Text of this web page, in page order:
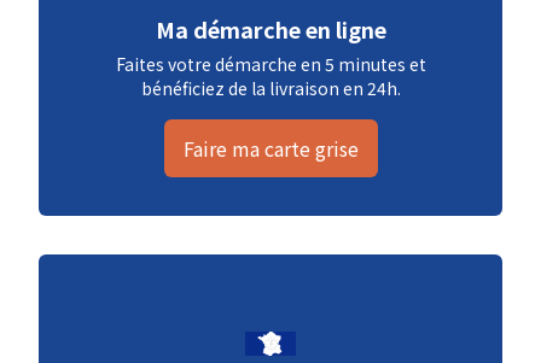
Ma démarche en ligne
Faites votre démarche en 5 minutes et
bénéficiez de la livraison en 24h.
Faire ma carte grise